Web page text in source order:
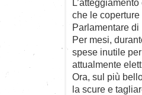
che le
Parlamentare
Per mesi,
spese inutile
attualmente
Ora, sul più
la scure e